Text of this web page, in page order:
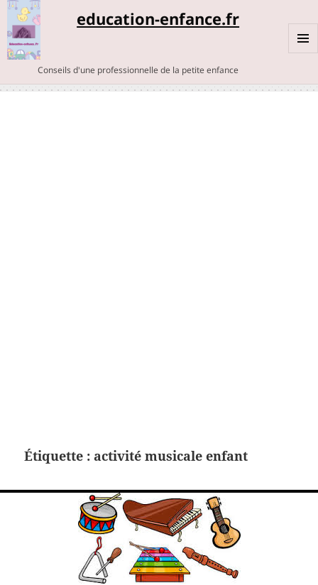
education-enfance.fr
Conseils d'une professionnelle de la petite enfance
Étiquette : activité musicale enfant